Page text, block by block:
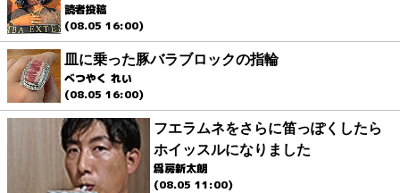
読者投稿
(08.05 16:00)
皿に乗った豚バラブロックの指輪
べつやく れい
(08.05 16:00)
フエラムネをさらに笛っぽくしたら
ホイッスルになりました
爲房新太朗
(08.05 11:00)